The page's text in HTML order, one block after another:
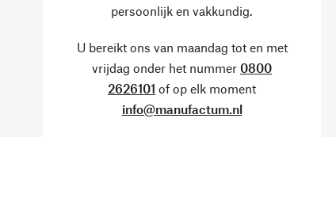
persoonlijk en vakkundig.
U bereikt ons van maandag tot en met
vrijdag onder het nummer 0800
2626101 of op elk moment
info@manufactum.nl